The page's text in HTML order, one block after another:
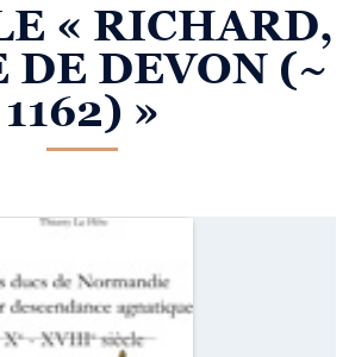
« RICHARD,
DE DEVON (~
1162) »